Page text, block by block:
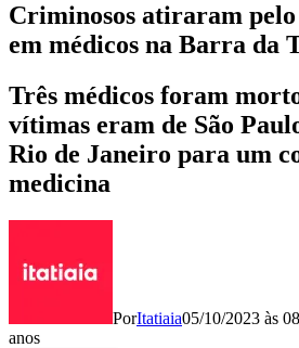
Criminosos atiraram pelo
em médicos na Barra da
Três médicos foram
vítimas eram de São
Rio de Janeiro para um
medicina
PorItatiaia05/10/2023 às
anos